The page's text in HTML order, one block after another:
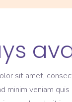
sit amet,
minim veniam